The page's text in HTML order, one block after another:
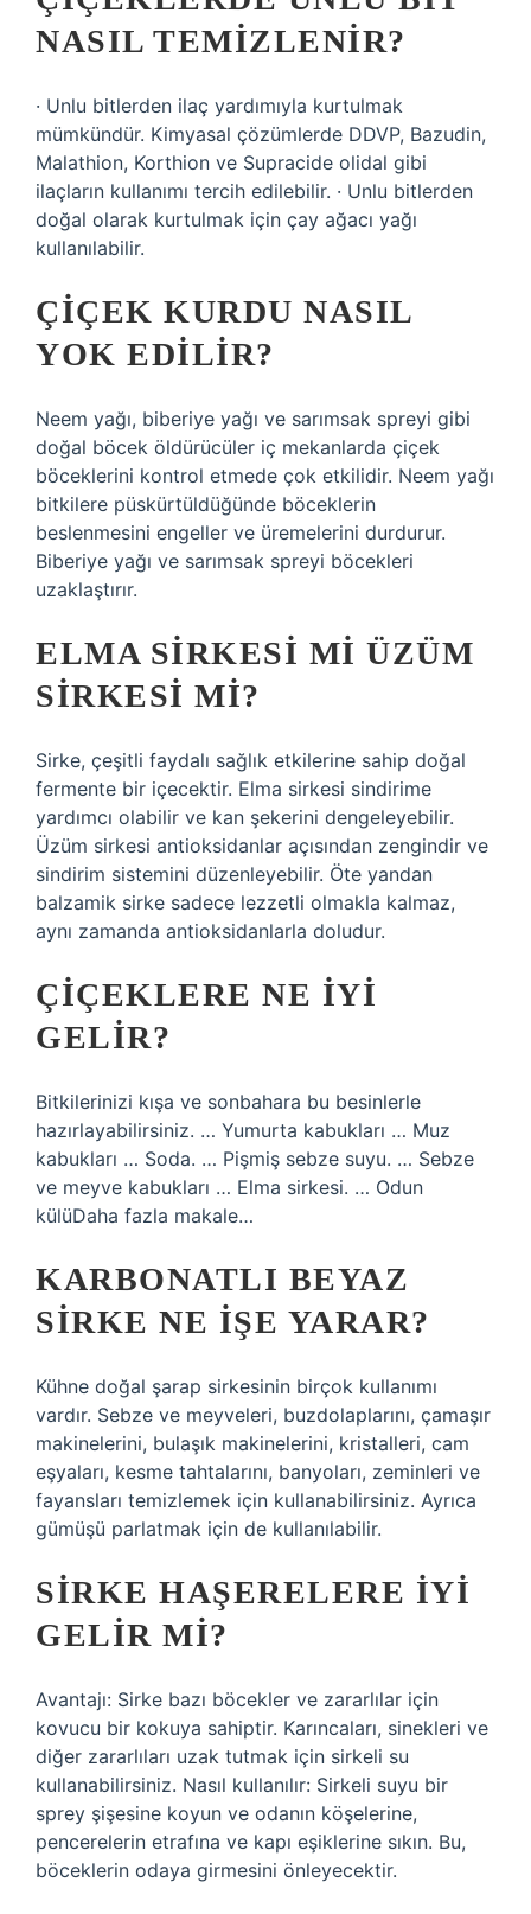
NASIL TEMIZLENIR?
· Unlu bitlerden ilaç yardımıyla kurtulmak
mümkündür. Kimyasal çözümlerde DDVP, Bazudin,
Malathion, Korthion ve Supracide olidal gibi
ilaçların kullanımı tercih edilebilir. · Unlu bitlerden
doğal olarak kurtulmak için çay ağacı yağı
kullanılabilir.
ÇIÇEK KURDU NASIL
YOK EDILIR?
Neem yağı, biberiye yağı ve sarımsak spreyi gibi
doğal böcek öldürücüler iç mekanlarda çiçek
böceklerini kontrol etmede çok etkilidir. Neem yağı
bitkilere püskürtüldüğünde böceklerin
beslenmesini engeller ve üremelerini durdurur.
Biberiye yağı ve sarımsak spreyi böcekleri
uzaklaştırır.
ELMA SIRKESI MI ÜZÜM
SIRKESI MI?
Sirke, çeşitli faydalı sağlık etkilerine sahip doğal
fermente bir içecektir. Elma sirkesi sindirime
yardımcı olabilir ve kan şekerini dengeleyebilir.
Üzüm sirkesi antioksidanlar açısından zengindir ve
sindirim sistemini düzenleyebilir. Öte yandan
balzamik sirke sadece lezzetli olmakla kalmaz,
aynı zamanda antioksidanlarla doludur.
ÇIÇEKLERE NE IYI
GELIR?
Bitkilerinizi kışa ve sonbahara bu besinlerle
hazırlayabilirsiniz. … Yumurta kabukları … Muz
kabukları … Soda. … Pişmiş sebze suyu. … Sebze
ve meyve kabukları … Elma sirkesi. … Odun
külüDaha fazla makale…
KARBONATLI BEYAZ
SIRKE NE IŞE YARAR?
Kühne doğal şarap sirkesinin birçok kullanımı
vardır. Sebze ve meyveleri, buzdolaplarını, çamaşır
makinelerini, bulaşık makinelerini, kristalleri, cam
eşyaları, kesme tahtalarını, banyoları, zeminleri ve
fayansları temizlemek için kullanabilirsiniz. Ayrıca
gümüşü parlatmak için de kullanılabilir.
SIRKE HAŞERELERE IYI
GELIR MI?
Avantajı: Sirke bazı böcekler ve zararlılar için
kovucu bir kokuya sahiptir. Karıncaları, sinekleri ve
diğer zararlıları uzak tutmak için sirkeli su
kullanabilirsiniz. Nasıl kullanılır: Sirkeli suyu bir
sprey şişesine koyun ve odanın köşelerine,
pencerelerin etrafına ve kapı eşiklerine sıkın. Bu,
böceklerin odaya girmesini önleyecektir.